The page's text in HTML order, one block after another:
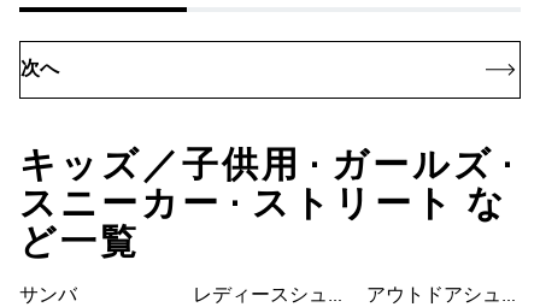
次へ
キッズ／子供用 • ガールズ •
スニーカー • ストリート な
ど一覧
サンバ
レディースシュー
シューズ
アウトドアシュー